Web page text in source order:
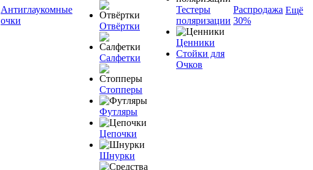
Антиглаукомные
очки
Отвёртки
Салфетки
Стопперы
Футляры
Цепочки
Шнурки
Тестеры
поляризации
Ценники
Стойки для
Очков
Распродажа
30%
Ещё